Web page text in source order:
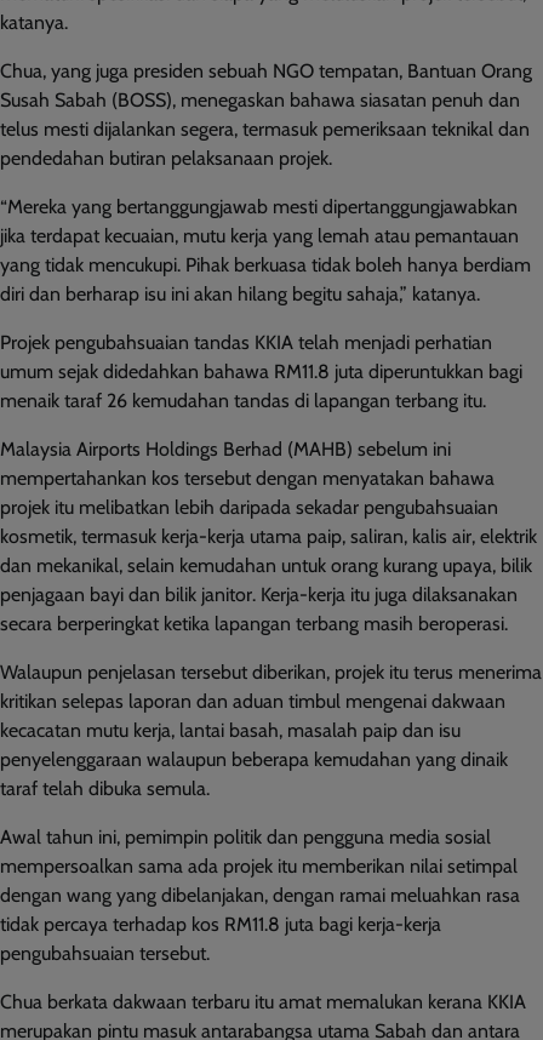
katanya.
Chua, yang juga presiden sebuah NGO tempatan, Bantuan Orang
Susah Sabah (BOSS), menegaskan bahawa siasatan penuh dan
telus mesti dijalankan segera, termasuk pemeriksaan teknikal dan
pendedahan butiran pelaksanaan projek.
“Mereka yang bertanggungjawab mesti dipertanggungjawabkan
jika terdapat kecuaian, mutu kerja yang lemah atau pemantauan
yang tidak mencukupi. Pihak berkuasa tidak boleh hanya berdiam
diri dan berharap isu ini akan hilang begitu sahaja,” katanya.
Projek pengubahsuaian tandas KKIA telah menjadi perhatian
umum sejak didedahkan bahawa RM11.8 juta diperuntukkan bagi
menaik taraf 26 kemudahan tandas di lapangan terbang itu.
Malaysia Airports Holdings Berhad (MAHB) sebelum ini
mempertahankan kos tersebut dengan menyatakan bahawa
projek itu melibatkan lebih daripada sekadar pengubahsuaian
kosmetik, termasuk kerja-kerja utama paip, saliran, kalis air, elektrik
dan mekanikal, selain kemudahan untuk orang kurang upaya, bilik
penjagaan bayi dan bilik janitor. Kerja-kerja itu juga dilaksanakan
secara berperingkat ketika lapangan terbang masih beroperasi.
Walaupun penjelasan tersebut diberikan, projek itu terus menerima
kritikan selepas laporan dan aduan timbul mengenai dakwaan
kecacatan mutu kerja, lantai basah, masalah paip dan isu
penyelenggaraan walaupun beberapa kemudahan yang dinaik
taraf telah dibuka semula.
Awal tahun ini, pemimpin politik dan pengguna media sosial
mempersoalkan sama ada projek itu memberikan nilai setimpal
dengan wang yang dibelanjakan, dengan ramai meluahkan rasa
tidak percaya terhadap kos RM11.8 juta bagi kerja-kerja
pengubahsuaian tersebut.
Chua berkata dakwaan terbaru itu amat memalukan kerana KKIA
merupakan pintu masuk antarabangsa utama Sabah dan antara